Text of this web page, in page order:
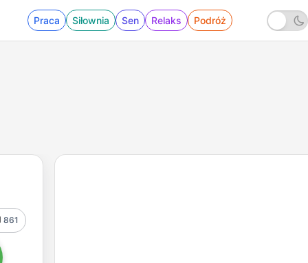
Praca Siłownia Sen Relaks Podróż
861